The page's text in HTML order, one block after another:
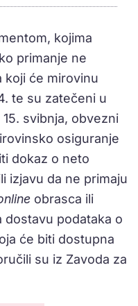
kojima
primanje ne
koji će mirovinu
te su zatečeni u
svibnja, obvezni
osiguranje
dokaz o neto
izjavu da ne primaju
obrasca ili
dostavu podataka o
će biti dostupna
su iz Zavoda za